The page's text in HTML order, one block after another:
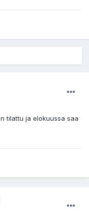
tilattu ja elokuussa saa